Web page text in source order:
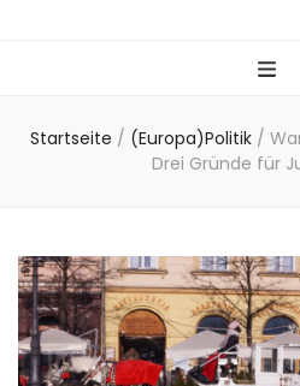
Startseite / (Europa)Politik /
Drei Gründe für